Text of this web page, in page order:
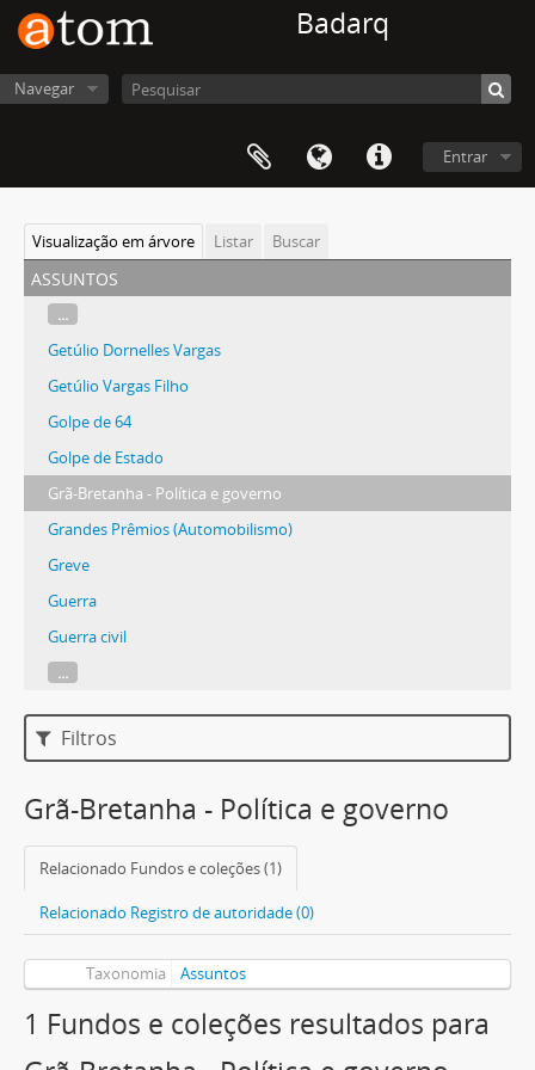
Badarq
Navegar
Entrar
Visualização em árvore Listar Buscar
assuntos
...
Getúlio Dornelles Vargas
Getúlio Vargas Filho
Golpe de 64
Golpe de Estado
Grã-Bretanha - Política e governo
Grandes Prêmios (Automobilismo)
Greve
Guerra
Guerra civil
...
Filtros
Grã-Bretanha - Política e governo
Relacionado Fundos e coleções (1)
Relacionado Registro de autoridade (0)
Taxonomia Assuntos
1 Fundos e coleções resultados para